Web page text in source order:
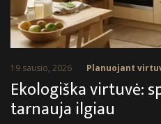
19 sausio, 2026 Planuojant
Ekologiška virtuvė:
tarnauja ilgiau